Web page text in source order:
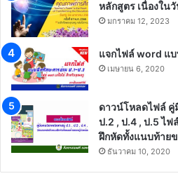
หลักสูตร เนื่องใน
มกราคม 12, 2023
แจกไฟล์ word แ
เมษายน 6, 2020
ดาวน์โหลดไฟล์ คู่
ป.2 , ป.4 , ป.5 ไฟ
ฝึกหัดทั้งแนบท้าย
ธันวาคม 10, 2020